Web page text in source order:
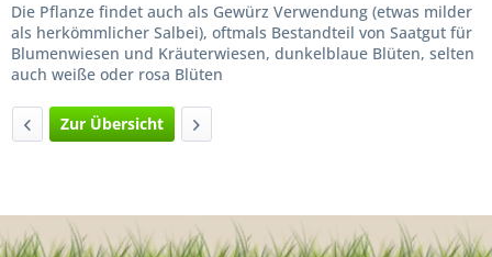
Die Pflanze findet auch als Gewürz Verwendung (etwas milder
als herkömmlicher Salbei), oftmals Bestandteil von Saatgut für
Blumenwiesen und Kräuterwiesen, dunkelblaue Blüten, selten
auch weiße oder rosa Blüten
Zur Übersicht